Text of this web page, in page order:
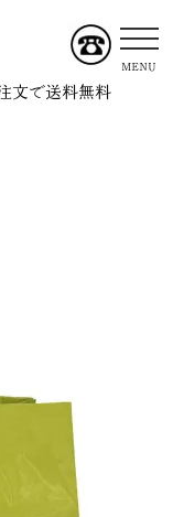
MENU
文で送料無料